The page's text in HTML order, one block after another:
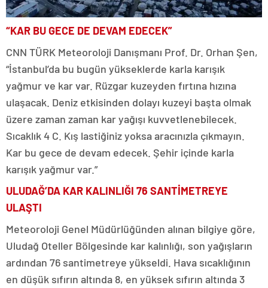
“KAR BU GECE DE DEVAM EDECEK”
CNN TÜRK Meteoroloji Danışmanı Prof. Dr. Orhan Şen,
“İstanbul’da bu bugün yükseklerde karla karışık
yağmur ve kar var. Rüzgar kuzeyden fırtına hızına
ulaşacak. Deniz etkisinden dolayı kuzeyi başta olmak
üzere zaman zaman kar yağışı kuvvetlenebilecek.
Sıcaklık 4 C. Kış lastiğiniz yoksa aracınızla çıkmayın.
Kar bu gece de devam edecek. Şehir içinde karla
karışık yağmur var.”
ULUDAĞ’DA KAR KALINLIĞI 76 SANTİMETREYE
ULAŞTI
Meteoroloji Genel Müdürlüğünden alınan bilgiye göre,
Uludağ Oteller Bölgesinde kar kalınlığı, son yağışların
ardından 76 santimetreye yükseldi. Hava sıcaklığının
en düşük sıfırın altında 8, en yüksek sıfırın altında 3